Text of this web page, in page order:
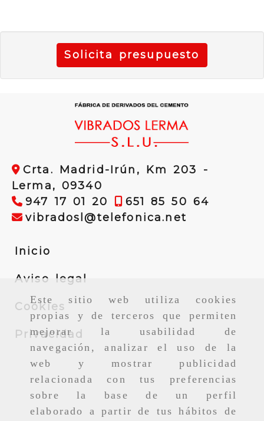
Este sitio web utiliza cookies
propias y de terceros que permiten
mejorar la usabilidad de
navegación, analizar el uso de la
web y mostrar publicidad
relacionada con tus preferencias
sobre la base de un perfil
elaborado a partir de tus hábitos de
Solicita presupuesto
Crta. Madrid-Irún, Km 203 -
Lerma,09340
947 17 01 20
651 85 50 64
vibradosl
telefonica.netvibradosl
Inicio
Aviso legal
Cookies
Privacidad